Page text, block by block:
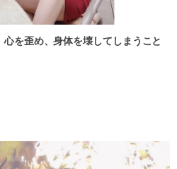
を歪め、身体を壊してしまうこと